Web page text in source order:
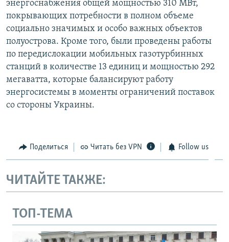
энергоснабжения общей мощностью 310 МВт,
покрывающих потребности в полном объеме
социально значимых и особо важных объектов
полуострова. Кроме того, были проведены работы
по передислокации мобильных газотурбинных
станций в количестве 13 единиц и мощностью 292
мегаватта, которые балансируют работу
энергосистемы в моменты ограничений поставок
со стороны Украины.
Поделиться Читать без VPN Follow us
ЧИТАЙТЕ ТАКЖЕ:
ТОП-ТЕМА